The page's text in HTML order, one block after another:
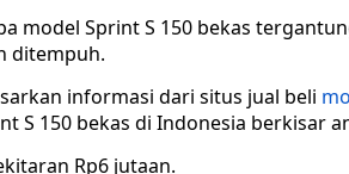
model Sprint S 150 bekas
ditempuh.
informasi dari situs jual beli
S 150 bekas di Indonesia berkisar
Rp6 jutaan.